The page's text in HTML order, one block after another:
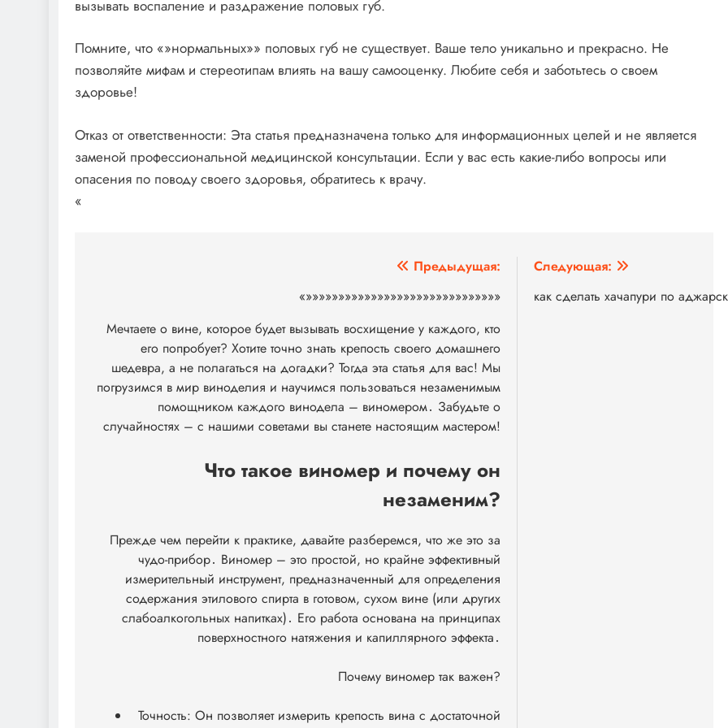
вызывать воспаление и раздражение половых губ.
Помните, что «»нормальных»» половых губ не существует. Ваше тело уникально и прекрасно. Не
позволяйте мифам и стереотипам влиять на вашу самооценку. Любите себя и заботьтесь о своем
здоровье!
Отказ от ответственности: Эта статья предназначена только для информационных целей и не является
заменой профессиональной медицинской консультации. Если у вас есть какие-либо вопросы или
опасения по поводу своего здоровья, обратитесь к врачу.
«
записям
Предыдущая:
«»»»»»»»»»»»»»»»»»»»»»»»»»»»»»»
Мечтаете о вине, которое будет вызывать восхищение у каждого, кто
его попробует? Хотите точно знать крепость своего домашнего
шедевра, а не полагаться на догадки? Тогда эта статья для вас! Мы
погрузимся в мир виноделия и научимся пользоваться незаменимым
помощником каждого винодела – виномером․ Забудьте о
случайностях – с нашими советами вы станете настоящим мастером!
Что такое виномер и почему он
незаменим?
Прежде чем перейти к практике, давайте разберемся, что же это за
чудо-прибор․ Виномер – это простой, но крайне эффективный
измерительный инструмент, предназначенный для определения
содержания этилового спирта в готовом, сухом вине (или других
слабоалкогольных напитках)․ Его работа основана на принципах
поверхностного натяжения и капиллярного эффекта․
Почему виномер так важен?
Точность: Он позволяет измерить крепость вина с достаточной
Следующая:
как сделать хачапури по